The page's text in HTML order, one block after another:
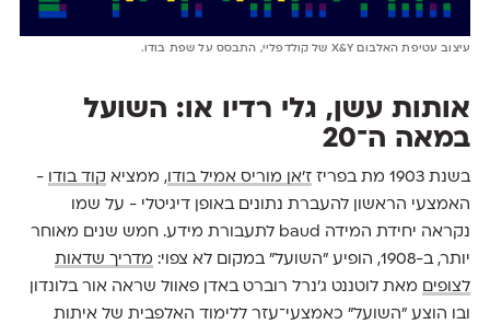
עיצוב עטיפת האלבום X&Y של קולדפליי, התבסס על שפת בודו.
אותות עשן, גלי רדיו או: השועל
במאה ה־20
בשנת 1903 מת בפריז ז'אן מוריס אמיל בודו, ממציא קוד בודו -
האמצעי הראשון להעברת נתונים באופן דיגיטלי - על שמו
נקראה יחידת המידה baud לתעבורת מידע. חמש שנים מאוחר
יותר, ב-1908, הופיע ״השועל״ במקום לא צפוי:
מדריך שדאות
לצופים מאת לוטננט ג׳נרל רוברט באדן פאוול שראה אור בלונדון
ובו הוצע ״השועל״ כאמצעי־עזר ללימוד האלפבית של איתות